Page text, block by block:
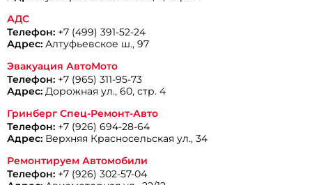
АДС
Телефон: +7 (499) 391-52-24
Адрес: Алтуфьевское ш., 97
Эвакуация АвтоМото
Телефон: +7 (965) 311-95-73
Адрес: Дорожная ул., 60, стр. 4
Гринберг Спец-Ремонт-Авто
Телефон: +7 (926) 694-28-64
Адрес: Верхняя Красносельская ул., 34
Ремонтируем Автомобили
Телефон: +7 (926) 302-57-04